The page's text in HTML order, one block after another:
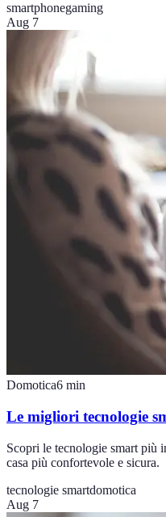
smartphonegaming
Aug 7
Domotica6 min
Le migliori tecnologie
Scopri le tecnologie smart più
casa più confortevole e sicura.
tecnologie smartdomotica
Aug 7